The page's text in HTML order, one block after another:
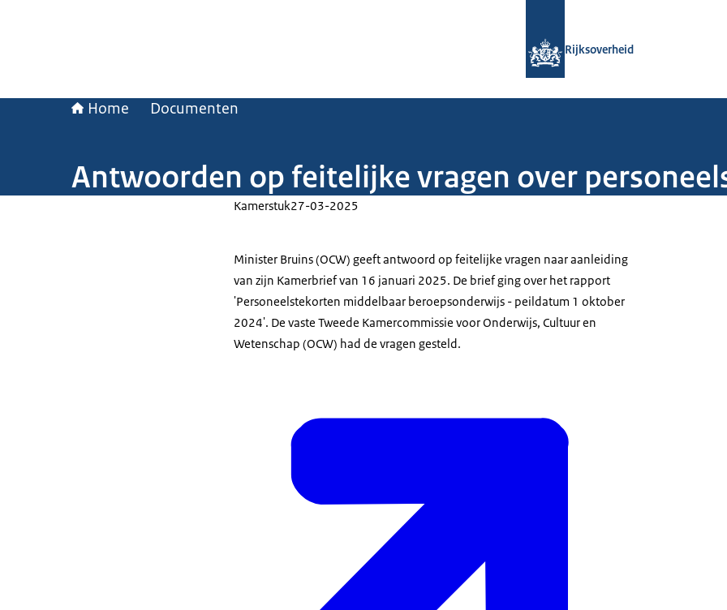
Rijksoverheid
Home Documenten
Antwoorden op feitelijke vragen over
Kamerstuk27-03-2025
Minister Bruins (OCW) geeft antwoord op feitelijke vragen naar aanleiding
van zijn Kamerbrief van 16 januari 2025. De brief ging over het rapport
'Personeelstekorten middelbaar beroepsonderwijs - peildatum 1 oktober
2024'. De vaste Tweede Kamercommissie voor Onderwijs, Cultuur en
Wetenschap (OCW) had de vragen gesteld.